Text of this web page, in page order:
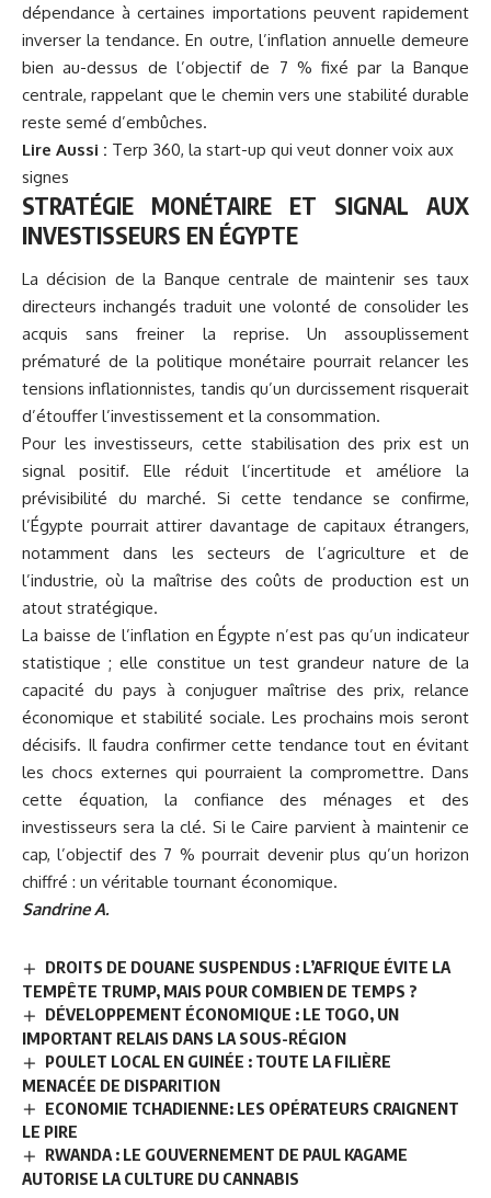
dépendance à certaines importations peuvent rapidement
inverser la tendance. En outre, l’inflation annuelle demeure
bien au-dessus de l’objectif de 7 % fixé par la Banque
centrale, rappelant que le chemin vers une stabilité durable
reste semé d’embûches.
Lire Aussi : Terp 360, la start-up qui veut donner voix aux
signes
STRATÉGIE MONÉTAIRE ET SIGNAL AUX
INVESTISSEURS EN ÉGYPTE
La décision de la Banque centrale de maintenir ses taux
directeurs inchangés traduit une volonté de consolider les
acquis sans freiner la reprise. Un assouplissement
prématuré de la politique monétaire pourrait relancer les
tensions inflationnistes, tandis qu’un durcissement risquerait
d’étouffer l’investissement et la consommation.
Pour les investisseurs, cette stabilisation des prix est un
signal positif. Elle réduit l’incertitude et améliore la
prévisibilité du marché. Si cette tendance se confirme,
l’Égypte pourrait attirer davantage de capitaux étrangers,
notamment dans les secteurs de l’agriculture et de
l’industrie, où la maîtrise des coûts de production est un
atout stratégique.
La baisse de l’inflation en Égypte n’est pas qu’un indicateur
statistique ; elle constitue un test grandeur nature de la
capacité du pays à conjuguer maîtrise des prix, relance
économique et stabilité sociale. Les prochains mois seront
décisifs. Il faudra confirmer cette tendance tout en évitant
les chocs externes qui pourraient la compromettre. Dans
cette équation, la confiance des ménages et des
investisseurs sera la clé. Si le Caire parvient à maintenir ce
cap, l’objectif des 7 % pourrait devenir plus qu’un horizon
chiffré : un véritable tournant économique.
Sandrine A.
DROITS DE DOUANE SUSPENDUS : L’AFRIQUE ÉVITE LA
TEMPÊTE TRUMP, MAIS POUR COMBIEN DE TEMPS ?
DÉVELOPPEMENT ÉCONOMIQUE : LE TOGO, UN
IMPORTANT RELAIS DANS LA SOUS-RÉGION
POULET LOCAL EN GUINÉE : TOUTE LA FILIÈRE
MENACÉE DE DISPARITION
ECONOMIE TCHADIENNE: LES OPÉRATEURS CRAIGNENT
LE PIRE
RWANDA : LE GOUVERNEMENT DE PAUL KAGAME
AUTORISE LA CULTURE DU CANNABIS